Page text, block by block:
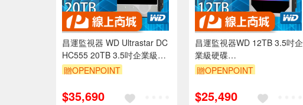
昌運監視器 WD Ultrastar DC
HC555 20TB 3.5吋企業級硬
碟(WUH722020BLE6L4)
贈OPENPOINT
$35,690
昌運監視器WD 12TB 3.5吋企
業級硬碟
(WUS721212BLE6L4)
贈OPENPOINT
$25,490